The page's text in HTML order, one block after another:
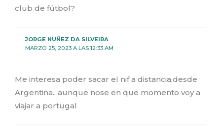
club de fútbol?
JORGE NUÑEZ DA SILVEIRA
MARZO 25, 2023 A LAS 12:33 AM
Me interesa poder sacar el nif a distancia,desde
Argentina.. aunque nose en que momento voy a
viajar a portugal